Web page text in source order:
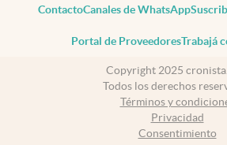
ContactoCanales de WhatsApp
Portal de ProveedoresTrabajá
Copyright 2025
Todos los derechos
Términos y
Privacidad
Consentimiento